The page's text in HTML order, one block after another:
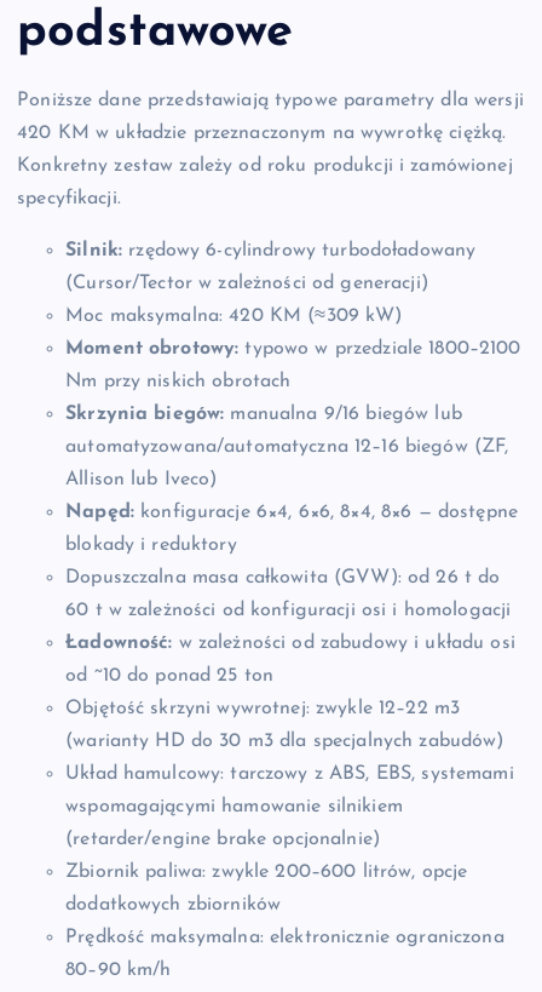
podstawowe
Poniższe dane przedstawiają typowe parametry dla wersji
420 KM w układzie przeznaczonym na wywrotkę ciężką.
Konkretny zestaw zależy od roku produkcji i zamówionej
specyfikacji.
Silnik: rzędowy 6-cylindrowy turbodoładowany
(Cursor/Tector w zależności od generacji)
Moc maksymalna: 420 KM (≈309 kW)
Moment obrotowy: typowo w przedziale 1800–2100
Nm przy niskich obrotach
Skrzynia biegów: manualna 9/16 biegów lub
automatyzowana/automatyczna 12–16 biegów (ZF,
Allison lub Iveco)
Napęd:konfiguracje 6×4, 6×6, 8×4, 8×6 — dostępne
blokady i reduktory
Dopuszczalna masa całkowita (GVW): od 26 t do
60 t w zależności od konfiguracji osi i homologacji
Ładowność: w zależności od zabudowy i układu osi
od ~10 do ponad 25 ton
Objętość skrzyni wywrotnej: zwykle 12–22 m3
(warianty HD do 30 m3 dla specjalnych zabudów)
Układ hamulcowy: tarczowy z ABS, EBS, systemami
wspomagającymi hamowanie silnikiem
(retarder/engine brake opcjonalnie)
Zbiornik paliwa: zwykle 200–600 litrów, opcje
dodatkowych zbiorników
Prędkość maksymalna: elektronicznie ograniczona
80–90 km/h